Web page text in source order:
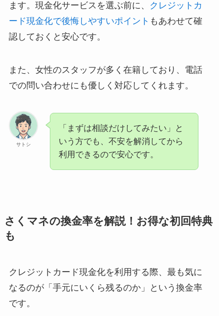
ます。現金化サービスを選ぶ前に、
クレジットカ
ード現金化で後悔しやすいポイント もあわせて確
認しておくと安心です。
また、女性のスタッフが多く在籍しており、電話
での問い合わせにも優しく対応してくれます。
サトシ
「まずは相談だけしてみたい」と
いう方でも、不安を解消してから
利用できるので安心です。
さくマネの換金率を解説！お得な初回特典
も
クレジットカード現金化を利用する際、最も気に
なるのが「手元にいくら残るのか」という換金率
です。